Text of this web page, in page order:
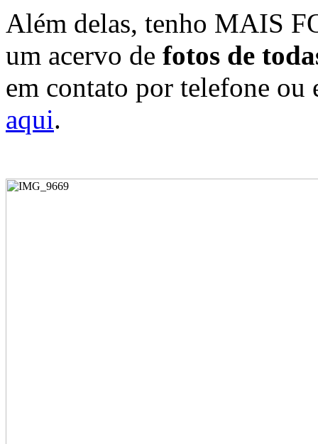
Além delas, tenho MAIS
um acervo de fotos de
em contato por telefone ou
aqui.